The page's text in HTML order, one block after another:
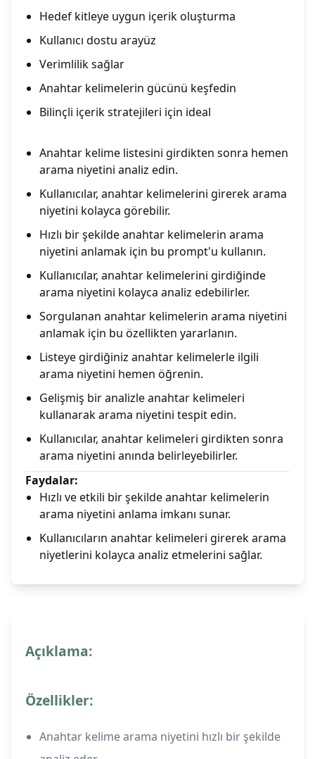
Hedef kitleye uygun içerik oluşturma
Kullanıcı dostu arayüz
Verimlilik sağlar
Anahtar kelimelerin gücünü keşfedin
Bilinçli içerik stratejileri için ideal
Anahtar kelime listesini girdikten sonra hemen
arama niyetini analiz edin.
Kullanıcılar, anahtar kelimelerini girerek arama
niyetini kolayca görebilir.
Hızlı bir şekilde anahtar kelimelerin arama
niyetini anlamak için bu prompt'u kullanın.
Kullanıcılar, anahtar kelimelerini girdiğinde
arama niyetini kolayca analiz edebilirler.
Sorgulanan anahtar kelimelerin arama niyetini
anlamak için bu özellikten yararlanın.
Listeye girdiğiniz anahtar kelimelerle ilgili
arama niyetini hemen öğrenin.
Gelişmiş bir analizle anahtar kelimeleri
kullanarak arama niyetini tespit edin.
Kullanıcılar, anahtar kelimeleri girdikten sonra
arama niyetini anında belirleyebilirler.
Faydalar:
Hızlı ve etkili bir şekilde anahtar kelimelerin
arama niyetini anlama imkanı sunar.
Kullanıcıların anahtar kelimeleri girerek arama
niyetlerini kolayca analiz etmelerini sağlar.
Açıklama:
Özellikler:
Anahtar kelime arama niyetini hızlı bir şekilde